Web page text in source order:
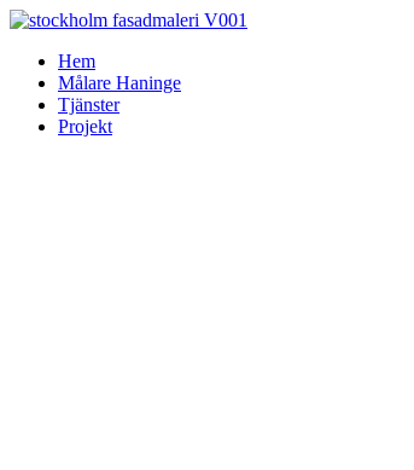
Skip
contentHem
Målare Haninge
Tjänster
Projekt